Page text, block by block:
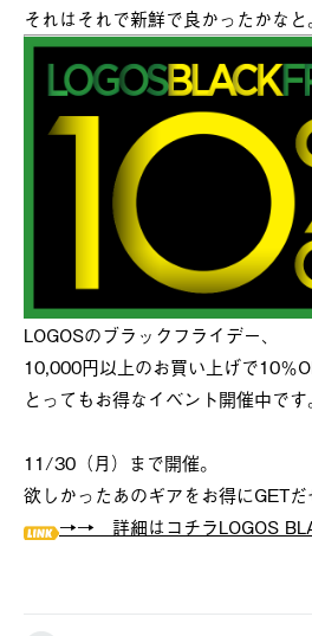
それはそれで新鮮で良かったかなと
LOGOSのブラックフライデー、
10,000円以上のお買い上げで10％
とってもお得なイベント開催中です
11/30（月）まで開催。
欲しかったあのギアをお得にGETだ
→→ 詳細はコチラLOGOS